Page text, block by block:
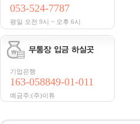
053-524-7787
평일 오전 9시 ~ 오후 6시
기업은행
163-058849-01-011
예금주:(주)이튜